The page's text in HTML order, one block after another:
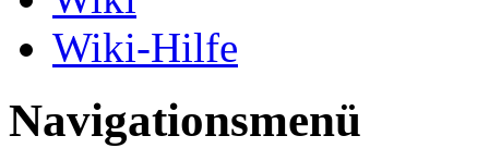
Wiki-Hilfe
Navigationsmenü